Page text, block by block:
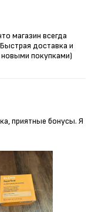
магазин всегда
доставка и
новыми покупками)
приятные бонусы. Я